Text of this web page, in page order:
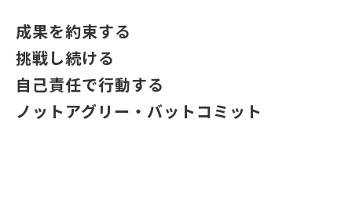
成果を約束する
挑戦し続ける
自己責任で行動する
ノットアグリー・バットコミット